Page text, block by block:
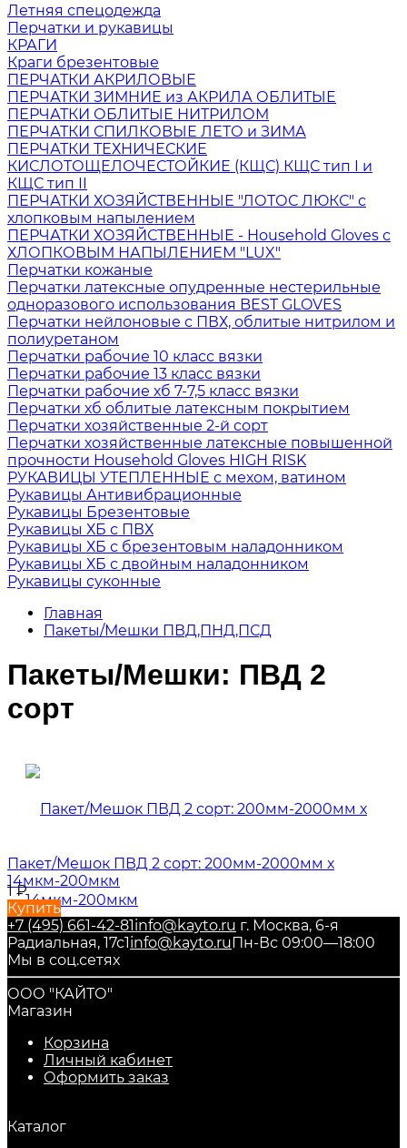
Летняя спецодежда
Перчатки и рукавицы
КРАГИ
Краги брезентовые
ПЕРЧАТКИ АКРИЛОВЫЕ
ПЕРЧАТКИ ЗИМНИЕ из АКРИЛА ОБЛИТЫЕ
ПЕРЧАТКИ ОБЛИТЫЕ НИТРИЛОМ
ПЕРЧАТКИ СПИЛКОВЫЕ ЛЕТО и ЗИМА
ПЕРЧАТКИ ТЕХНИЧЕСКИЕ
КИСЛОТОЩЕЛОЧЕСТОЙКИЕ (КЩС) КЩС тип I и
КЩС тип II
ПЕРЧАТКИ ХОЗЯЙСТВЕННЫЕ "ЛОТОС ЛЮКС" с
хлопковым напылением
ПЕРЧАТКИ ХОЗЯЙСТВЕННЫЕ - Household Gloves с
ХЛОПКОВЫМ НАПЫЛЕНИЕМ "LUX"
Перчатки кожаные
Перчатки латексные опудренные нестерильные
одноразового использования BEST GLOVES
Перчатки нейлоновые с ПВХ, облитые нитрилом и
полиуретаном
Перчатки рабочие 10 класс вязки
Перчатки рабочие 13 класс вязки
Перчатки рабочие хб 7-7,5 класс вязки
Перчатки хб облитые латексным покрытием
Перчатки хозяйственные 2-й сорт
Перчатки хозяйственные латексные повышенной
прочности Household Gloves HIGH RISK
РУКАВИЦЫ УТЕПЛЕННЫЕ с мехом, ватином
Рукавицы Антивибрационные
Рукавицы Брезентовые
Рукавицы ХБ с ПВХ
Рукавицы ХБ с брезентовым наладонником
Рукавицы ХБ с двойным наладонником
Рукавицы суконные
Главная
Пакеты/Мешки ПВД,ПНД,ПСД
Пакеты/Мешки: ПВД 2
сорт
Пакет/Мешок ПВД 2 сорт: 200мм-2000мм х
14мкм-200мкм
1₽
Купить
+7 (495) 661-42-81info@kayto.ru г. Москва, 6-я
Радиальная, 17с1info@kayto.ruПн-Вс 09:00—18:00
Мы в соц.сетях
ООО "КАЙТО"
Магазин
Корзина
Личный кабинет
Оформить заказ
Каталог